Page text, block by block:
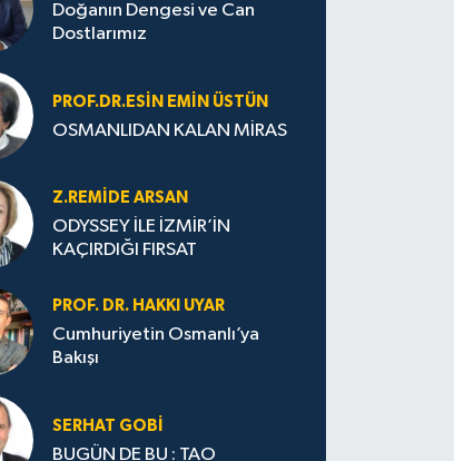
Doğanın Dengesi ve Can
Dostlarımız
PROF.DR.ESIN EMIN ÜSTÜN
OSMANLIDAN KALAN MİRAS
Z.REMIDE ARSAN
ODYSSEY İLE İZMİR’İN
KAÇIRDIĞI FIRSAT
PROF. DR. HAKKI UYAR
Cumhuriyetin Osmanlı’ya
Bakışı
SERHAT GOBİ
BUGÜN DE BU : TAO